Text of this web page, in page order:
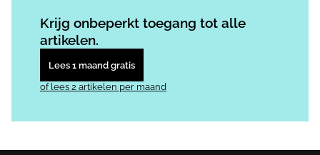
Krijg onbeperkt toegang tot alle
artikelen.
Lees 1 maand gratis
of lees 2 artikelen per maand